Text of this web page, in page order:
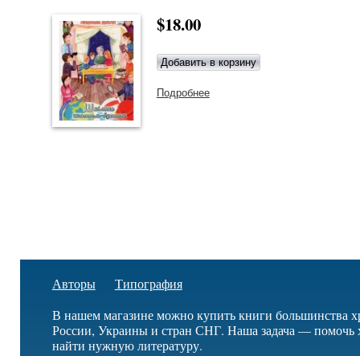
$18.00
Подробнеео Шкільне життя-буття й
Авторы
Типография
В нашем магазине можно купить книги большинства
России, Украины и стран СНГ. Наша задача — помочь
найти нужную литературу.